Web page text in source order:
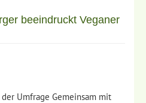
beeindruckt Veganer
Umfrage Gemeinsam mit